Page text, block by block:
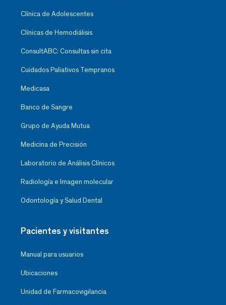
Clínica de Adolescentes
Clínicas de Hemodiálisis
ConsultABC: Consultas sin cita
Cuidados Paliativos Tempranos
Medicasa
Banco de Sangre
Grupo de Ayuda Mutua
Medicina de Precisión
Laboratorio de Análisis Clínicos
Radiología e Imagen molecular
Odontología y Salud Dental
Pacientes y visitantes
Manual para usuarios
Ubicaciones
Unidad de Farmacovigilancia